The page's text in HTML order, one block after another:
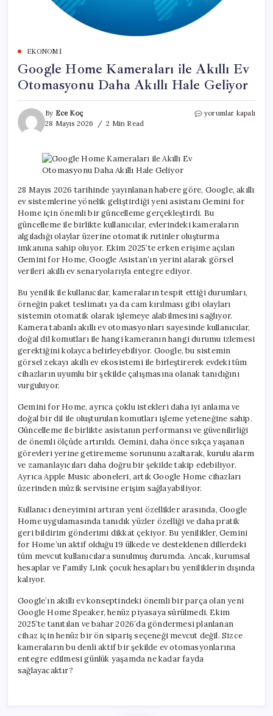
EKONOMI
Google Home Kameraları ile Akıllı Ev
Otomasyonu Daha Akıllı Hale Geliyor
By Ece Koç
28 Mayıs 2026
2 Min Read
Google
Daha
Akıllı
Hale
Geliyor
için
yorumlar kapalı
28 Mayıs 2026 tarihinde yayınlanan habere göre, Google, akıllı
ev sistemlerine yönelik geliştirdiği yeni asistanı Gemini for
Home için önemli bir güncelleme gerçekleştirdi. Bu
güncelleme ile birlikte kullanıcılar, evlerindeki kameraların
algıladığı olaylar üzerine otomatik rutinler oluşturma
imkanına sahip oluyor. Ekim 2025’te erken erişime açılan
Gemini for Home, Google Asistan’ın yerini alarak görsel
verileri akıllı ev senaryolarıyla entegre ediyor.
Bu yenilik ile kullanıcılar, kameraların tespit ettiği durumları,
örneğin paket teslimatı ya da cam kırılması gibi olayları
sistemin otomatik olarak işlemeye alabilmesini sağlıyor.
Kamera tabanlı akıllı ev otomasyonları sayesinde kullanıcılar,
doğal dil komutları ile hangi kameranın hangi durumu izlemesi
gerektiğini kolayca belirleyebiliyor. Google, bu sistemin
görsel zekayı akıllı ev ekosistemi ile birleştirerek evdeki tüm
cihazların uyumlu bir şekilde çalışmasına olanak tanıdığını
vurguluyor.
Gemini for Home, ayrıca çoklu istekleri daha iyi anlama ve
doğal bir dil ile oluşturulan komutları işleme yeteneğine sahip.
Güncelleme ile birlikte asistanın performansı ve güvenilirliği
de önemli ölçüde artırıldı. Gemini, daha önce sıkça yaşanan
görevleri yerine getirememe sorununu azaltarak, kurulu alarm
ve zamanlayıcıları daha doğru bir şekilde takip edebiliyor.
Ayrıca Apple Music aboneleri, artık Google Home cihazları
üzerinden müzik servisine erişim sağlayabiliyor.
Kullanıcı deneyimini artıran yeni özellikler arasında, Google
Home uygulamasında tanıdık yüzler özelliği ve daha pratik
geri bildirim gönderimi dikkat çekiyor. Bu yenilikler, Gemini
for Home’un aktif olduğu 19 ülkede ve desteklenen dillerdeki
tüm mevcut kullanıcılara sunulmuş durumda. Ancak, kurumsal
hesaplar ve Family Link çocuk hesapları bu yeniliklerin dışında
kalıyor.
Google’ın akıllı ev konseptindeki önemli bir parça olan yeni
Google Home Speaker, henüz piyasaya sürülmedi. Ekim
2025’te tanıtılan ve bahar 2026’da göndermesi planlanan
cihaz için henüz bir ön sipariş seçeneği mevcut değil. Sizce
kameraların bu denli aktif bir şekilde ev otomasyonlarına
entegre edilmesi günlük yaşamda ne kadar fayda
sağlayacaktır?